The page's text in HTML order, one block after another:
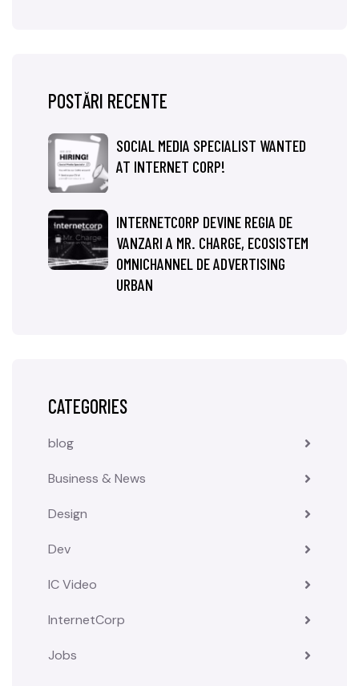
POSTĂRI RECENTE
SOCIAL MEDIA SPECIALIST WANTED
AT INTERNET CORP!
INTERNETCORP DEVINE REGIA DE
VANZARI A MR. CHARGE, ECOSISTEM
OMNICHANNEL DE ADVERTISING
URBAN
CATEGORIES
blog
Business & News
Design
Dev
IC Video
InternetCorp
Jobs